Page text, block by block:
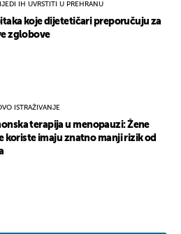
IH UVRSTITI U PREHRANU
koje dijetetičari preporučuju za
zglobove
ISTRAŽIVANJE
terapija u menopauzi: Žene
koriste imaju znatno manji rizik od